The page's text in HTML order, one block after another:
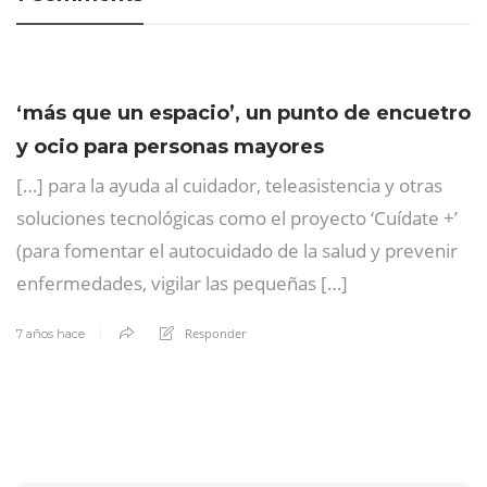
‘más que un espacio’, un punto de encuetro
y ocio para personas mayores
[…] para la ayuda al cuidador, teleasistencia y otras
soluciones tecnológicas como el proyecto ‘Cuídate +’
(para fomentar el autocuidado de la salud y prevenir
enfermedades, vigilar las pequeñas […]
7 años hace Responder